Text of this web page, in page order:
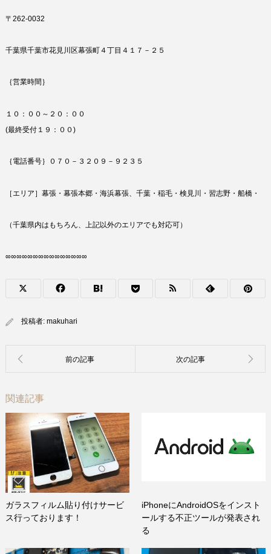
〒262-0032
千葉県千葉市花見川区幕張町４丁目４１７－２５
｛営業時間｝
１０：００～２０：００
(最終受付１９：００)
｛電話番号｝０７０－３２０９－９２３５
［エリア］幕張・幕張本郷・海浜幕張、千葉・稲毛・検見川・習志野・船橋・
（千葉県内はもちろん、上記以外のエリアでも対応可）
∞∞∞∞∞∞∞∞∞∞∞∞∞∞∞
投稿者: makuhari
関連記事
ガラスフィルム貼り付けサービ
ス行っております！
iPhoneにAndroidOSをインスト
ールする不正ツールが発表され
る